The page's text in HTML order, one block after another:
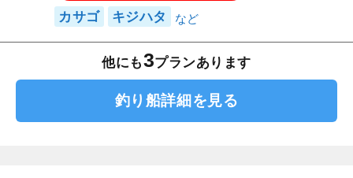
カサゴ キジハタ
他にも3プランあります
釣り船詳細を見る